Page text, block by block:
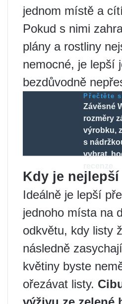
jednom místě a
Pokud s nimi
plány a rostliny
nemocné, je lepší
bezdůvodně
Přečtěte
Závěsné
rozměry
výrobku,
s
vybrat,
Kdy je
Ideálně je lepší
jednoho místa na
odkvětu, kdy listy
následně
květiny byste
ořezávat listy.